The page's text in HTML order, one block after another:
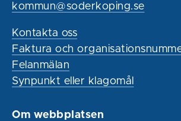
kommun@soderkoping.se
Kontakta oss
Faktura och
Felanmälan
Synpunkt eller klagomål
Om webbplatsen